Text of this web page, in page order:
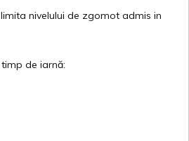
limita nivelului de zgomot admis in
timp de iarnă: